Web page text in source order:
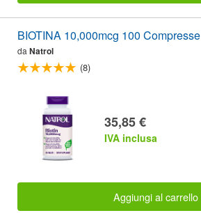
BIOTINA 10,000mcg 100 Compresse
da Natrol
(8)
35,85 €
IVA inclusa
Aggiungi al carrello